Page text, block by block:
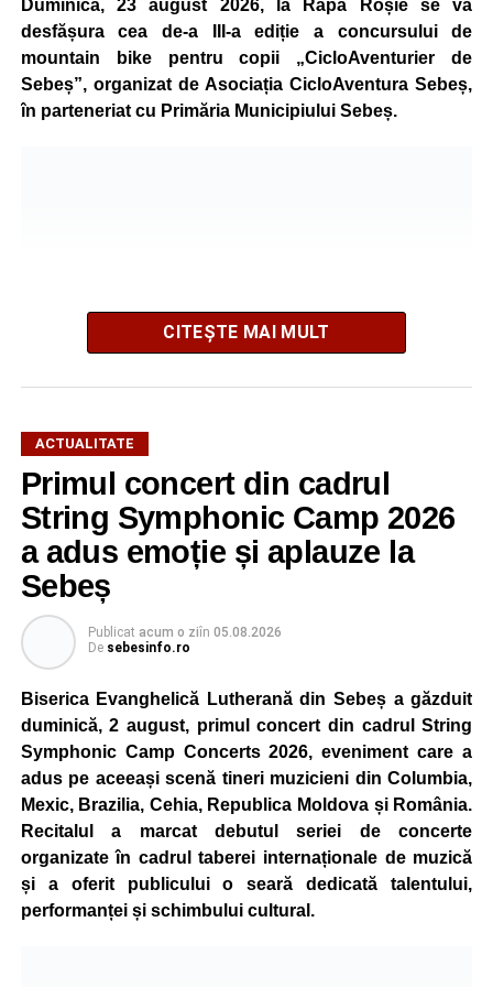
Duminică, 23 august 2026, la Râpa Roșie se va
desfășura cea de-a III-a ediție a concursului de
mountain bike pentru copii „CicloAventurier de
Sebeș”, organizat de Asociația CicloAventura Sebeș,
în parteneriat cu Primăria Municipiului Sebeș.
După două ediții organizate în Parcul Arini, competiția se
mută într-un nou decor, oferind participanților ocazia de a
concura într-un cadru natural deosebit. Evenimentul este
destinat copiilor și adolescenților cu vârste cuprinse între
5 și 18 ani, iar participarea este gratuită.
Organizatorii au pregătit trasee adaptate fiecărei categorii
de vârstă, astfel încât competiția să fie accesibilă atât
celor aflați la început de drum, cât și celor cu experiență în
mountain bike. La finalul întrecerii, cei mai bine clasați
concurenți vor fi recompensați cu premii în bani și premii
oferite de partenerii evenimentului.
Înaintea zilei de concurs, participanții își vor putea ridica
vor putea înscrie direct la competiție în cadrul Punctului
Oficial de Înscrieri și Informații (Race Office), care va
funcționa după următorul program:
CITEȘTE MAI MULT
ACTUALITATE
Primul concert din cadrul
String Symphonic Camp 2026
a adus emoție și aplauze la
Sebeș
Publicat acum o ziîn 05.08.2026
De sebesinfo.ro
Biserica Evanghelică Lutherană din Sebeș a găzduit
duminică, 2 august, primul concert din cadrul String
Symphonic Camp Concerts 2026, eveniment care a
adus pe aceeași scenă tineri muzicieni din Columbia,
Mexic, Brazilia, Cehia, Republica Moldova și România.
Recitalul a marcat debutul seriei de concerte
organizate în cadrul taberei internaționale de muzică
și a oferit publicului o seară dedicată talentului,
performanței și schimbului cultural.